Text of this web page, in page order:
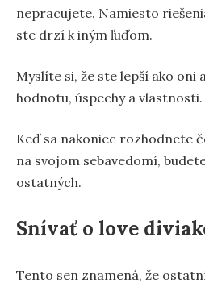
nepracujete. Namiesto
ste drzí k iným ľuďom.
Myslíte si, že ste lepší ako oni
hodnotu, úspechy a vlastnosti.
Keď sa nakoniec rozhodnete
na svojom sebavedomí,
ostatných.
Snívať o love
Tento sen znamená, že